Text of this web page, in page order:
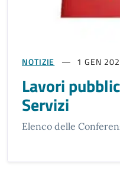
NOTIZIE 1 GEN
Lavori
Servizi
Elenco delle